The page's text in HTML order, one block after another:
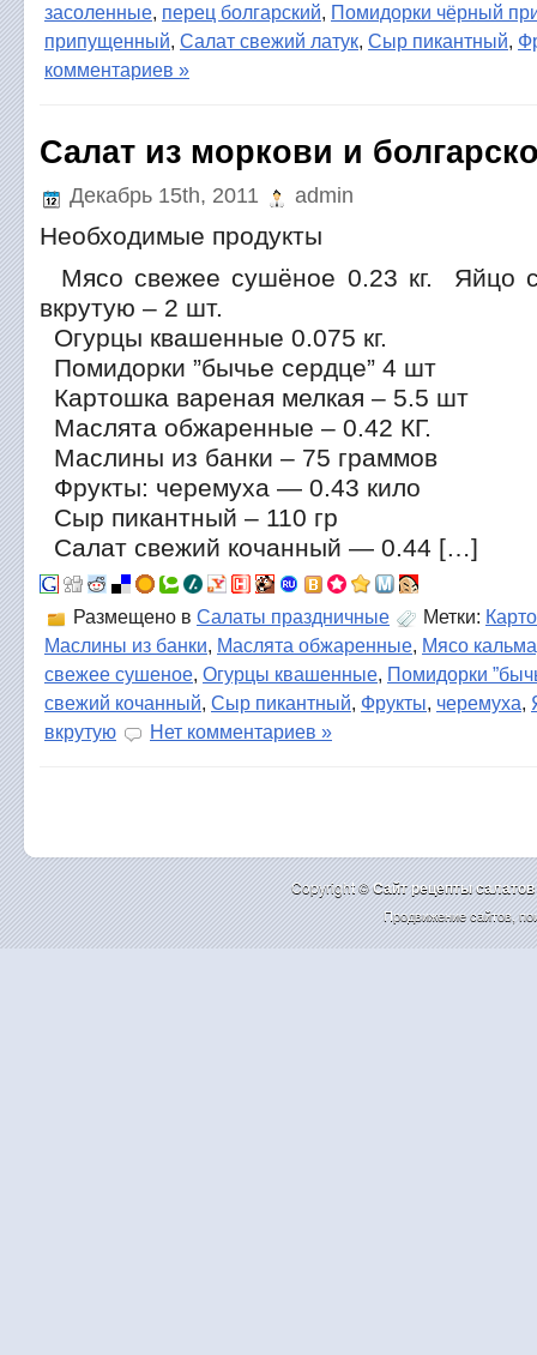
засоленные, перец болгарский, Помидорки чёрный
припущенный, Салат свежий латук, Сыр пикантный,
комментариев »
Салат из моркови и
Декабрь 15th, 2011 admin
Необходимые продукты
Мясо свежее сушёное 0.23 кг. Яйцо
вкрутую – 2 шт.
Огурцы квашенные 0.075 кг.
Помидорки ”бычье сердце” 4 шт
Картошка вареная мелкая – 5.5 шт
Маслята обжаренные – 0.42 КГ.
Маслины из банки – 75 граммов
Фрукты: черемуха — 0.43 кило
Сыр пикантный – 110 гр
Салат свежий кочанный — 0.44 […]
Размещено в Салаты праздничные Метки:
Маслины из банки, Маслята обжаренные, Мясо
свежее сушеное, Огурцы квашенные, Помидорки
свежий кочанный, Сыр пикантный, Фрукты, черемуха,
вкрутую
Нет комментариев »
Copyright ©Cайт рецепты салатов
Продвижение сайтов,